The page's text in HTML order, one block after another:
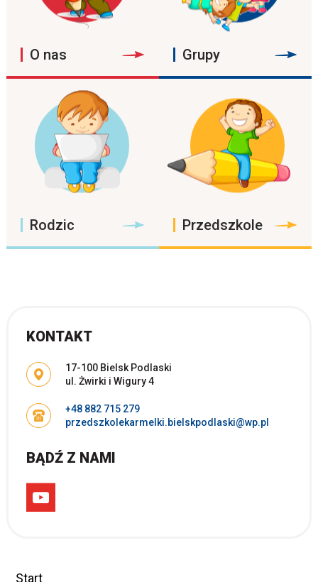
O nas Grupy
Rodzic Przedszkole
KONTAKT
Adres pocztowy:
17-100 Bielsk Podlaski
ul. Żwirki i Wigury 4
+48 882 715 279
przedszkolekarmelki.bielskpodlaski@wp.pl
BĄDŹ Z NAMI
Start